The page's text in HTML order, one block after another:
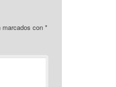
marcados con *